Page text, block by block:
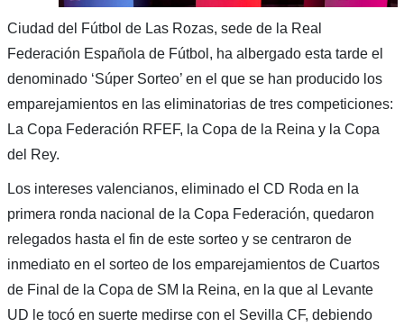
Ciudad del Fútbol de Las Rozas, sede de la Real
Federación Española de Fútbol, ha albergado esta tarde el
denominado ‘Súper Sorteo’ en el que se han producido los
emparejamientos en las eliminatorias de tres competiciones:
La Copa Federación RFEF, la Copa de la Reina y la Copa
del Rey.
Los intereses valencianos, eliminado el CD Roda en la
primera ronda nacional de la Copa Federación, quedaron
relegados hasta el fin de este sorteo y se centraron de
inmediato en el sorteo de los emparejamientos de Cuartos
de Final de la Copa de SM la Reina, en la que al Levante
UD le tocó en suerte medirse con el Sevilla CF, debiendo